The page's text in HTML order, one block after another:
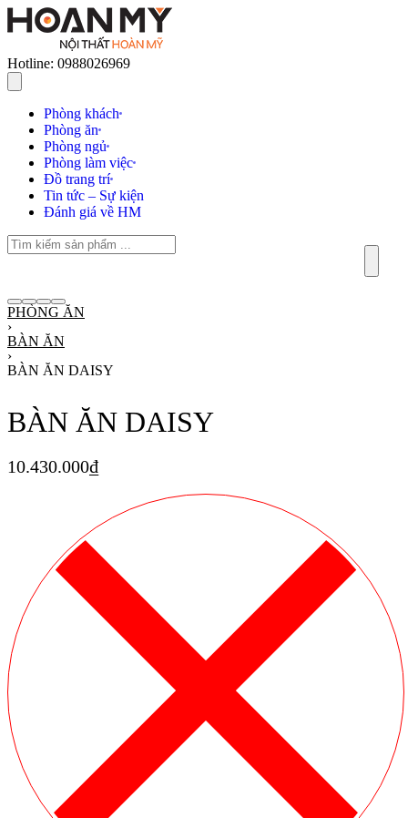
Hotline: 0988026969
Phòng khách
Phòng ăn
Phòng ngủ
Phòng làm việc
Đồ trang trí
Tin tức – Sự kiện
Đánh giá về HM
PHÒNG ĂN
›
BÀN ĂN
›
BÀN ĂN DAISY
BÀN ĂN DAISY
10.430.000₫